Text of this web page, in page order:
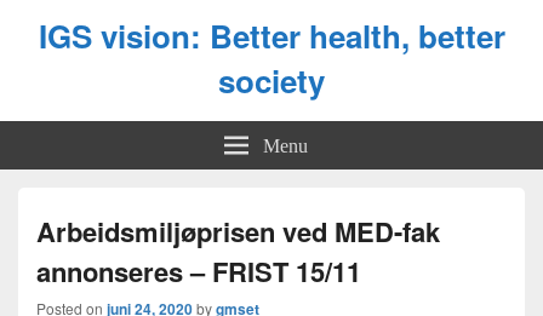
IGS vision: Better health, better
society
Menu
Arbeidsmiljøprisen ved MED-fak
annonseres – FRIST 15/11
Posted on juni 24, 2020bygmset